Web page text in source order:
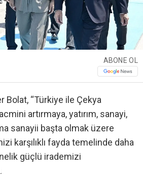
ABONE OL
Bolat, “Türkiye ile Çekya
artırmaya, yatırım, sanayi,
sanayii başta olmak üzere
karşılıklı fayda temelinde daha
güçlü irademizi